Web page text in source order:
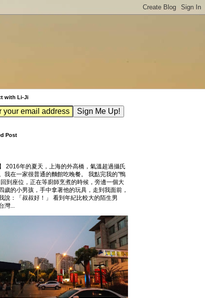
with Li-Ji
Post
】 2016年的夏天，上海的外高橋，氣溫超過攝氏
我在一家很普通的麵館吃晚餐。 我點完我的”鴨
回到座位，正在等廚師烹煮的時候，旁邊一個大
歲的小男孩，手中拿著他的玩具，走到我面前，
說：「叔叔好！」 看到年紀比較大的陌生男
灣...